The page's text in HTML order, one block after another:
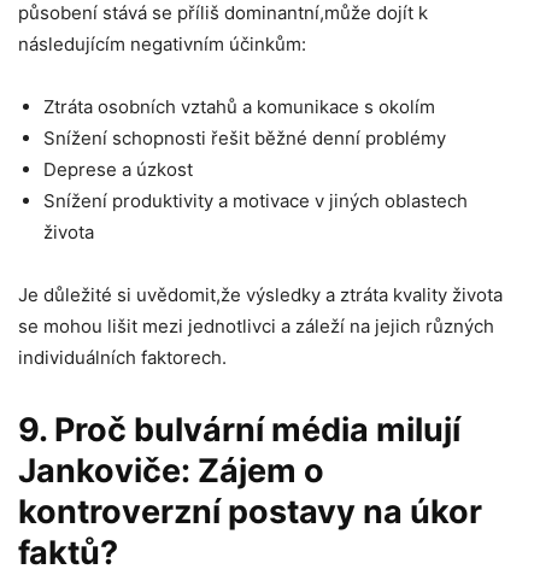
působení stává se příliš dominantní,může dojít k
následujícím negativním účinkům:
Ztráta osobních vztahů a komunikace s okolím
Snížení schopnosti řešit běžné denní problémy
Deprese a úzkost
Snížení produktivity a motivace v jiných oblastech
života
Je důležité si uvědomit,že výsledky a ztráta kvality života
se mohou lišit mezi jednotlivci a záleží na jejich různých
individuálních faktorech.
9. Proč bulvární média milují
Jankoviče: Zájem o
kontroverzní postavy na úkor
faktů?